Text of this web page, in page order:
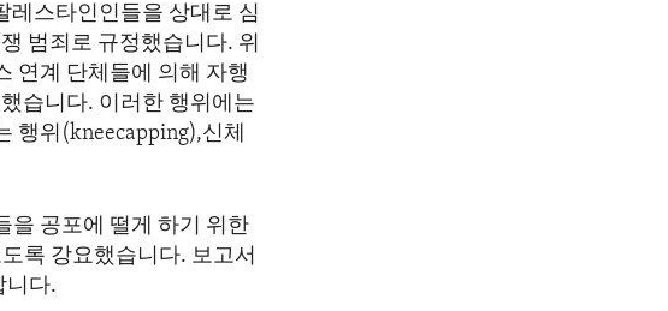
레스타인인들을 상대로 심
범죄로 규정했습니다. 위
연계 단체들에 의해 자행
습니다. 이러한 행위에는
행위(kneecapping),신체
을 공포에 떨게 하기 위한
록 강요했습니다. 보고서
니다.